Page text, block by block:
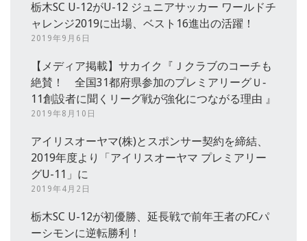
栃木SC U-12がU-12 ジュニアサッカー ワールドチ
ャレンジ2019に出場、ベスト16進出の活躍！
2019年9月6日
【メディア掲載】サカイク『Ｊクラブのコーチも
絶賛！ 全国31都府県参加のプレミアリーグＵ‐
11創設者に聞くリーグ戦が強化につながる理由 』
2019年8月10日
アイリスオーヤマ(株)とスポンサー契約を締結、
2019年度より「アイリスオーヤマ プレミアリー
グU-11」に
2019年4月2日
栃木SC U-12が初優勝、延長戦で前年王者のFCパ
ーシモンに逆転勝利！